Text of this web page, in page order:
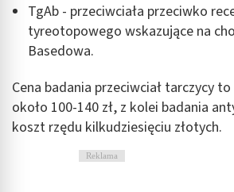
TgAb - przeciwciała przeciwko
tyreotopowego wskazujące na
Basedowa.
Cena badania przeciwciał tarczycy
około 100-140 zł, z kolei badania
koszt rzędu kilkudziesięciu złotych.
Reklama